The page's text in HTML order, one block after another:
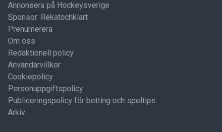
Annonsera på Hockeysverige
Sponsor: Rekatochklart
Prenumerera
Om oss
Redaktionell policy
Användarvillkor
Cookiepolicy
Personuppgiftspolicy
Publiceringspolicy för betting och speltips
Arkiv